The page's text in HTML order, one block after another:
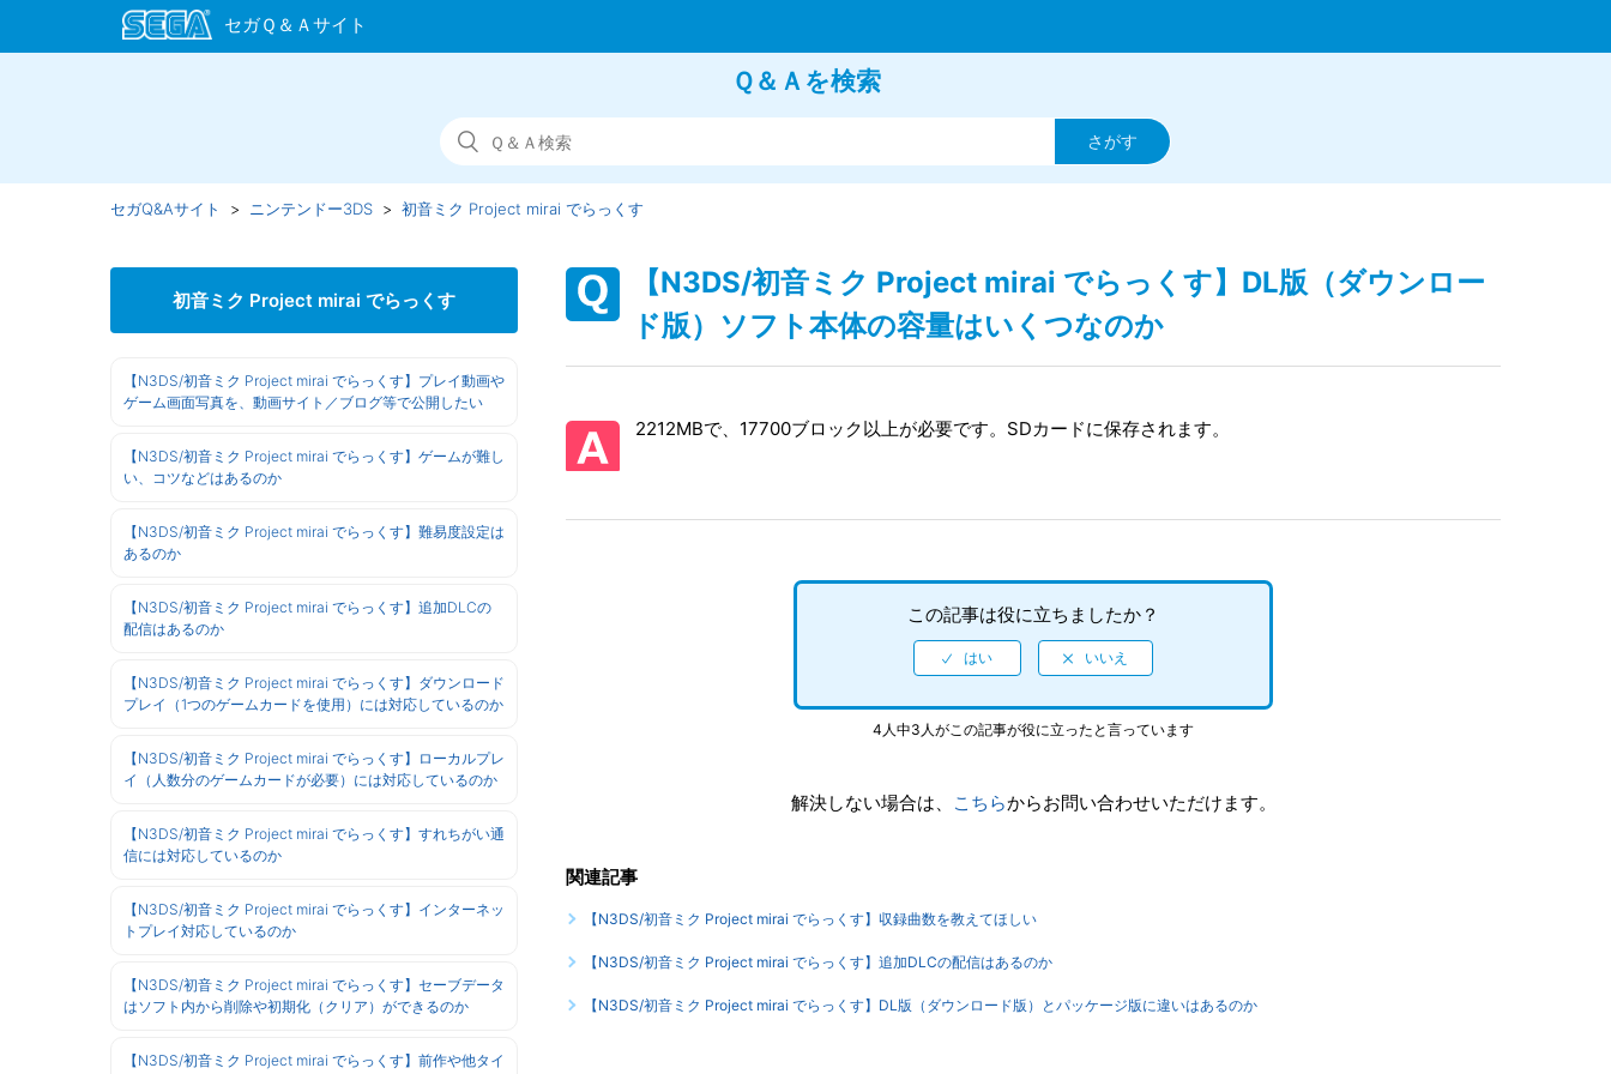
Ｑ＆Ａを検索
セガQ&Aサイト ニンテンドー3DS 初音ミク Project mirai でらっくす
初音ミク Project mirai でらっくす
【N3DS/初音ミク Project mirai でらっくす】プレイ動画や
ゲーム画面写真を、動画サイト／ブログ等で公開したい
【N3DS/初音ミク Project mirai でらっくす】ゲームが難し
い、コツなどはあるのか
【N3DS/初音ミク Project mirai でらっくす】難易度設定は
あるのか
【N3DS/初音ミク Project mirai でらっくす】追加DLCの
配信はあるのか
【N3DS/初音ミク Project mirai でらっくす】ダウンロード
プレイ（1つのゲームカードを使用）には対応しているのか
【N3DS/初音ミク Project mirai でらっくす】ローカルプレ
イ（人数分のゲームカードが必要）には対応しているのか
【N3DS/初音ミク Project mirai でらっくす】すれちがい通
信には対応しているのか
【N3DS/初音ミク Project mirai でらっくす】インターネッ
トプレイ対応しているのか
【N3DS/初音ミク Project mirai でらっくす】セーブデータ
はソフト内から削除や初期化（クリア）ができるのか
【N3DS/初音ミク Project mirai でらっくす】前作や他タイ
【N3DS/初音ミク Project mirai でらっくす】DL版（ダウンロー
ド版）ソフト本体の容量はいくつなのか
2212MBで、17700ブロック以上が必要です。SDカードに保存されます。
この記事は役に立ちましたか？
4人中3人がこの記事が役に立ったと言っています
解決しない場合は、 こちらからお問い合わせいただけます。
関連記事
【N3DS/初音ミク Project mirai でらっくす】収録曲数を教えてほしい
【N3DS/初音ミク Project mirai でらっくす】追加DLCの配信はあるのか
【N3DS/初音ミク Project mirai でらっくす】DL版（ダウンロード版）とパッケージ版に違いはあるのか